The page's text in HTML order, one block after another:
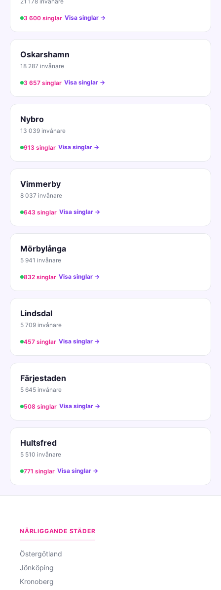
3 600 singlar Visa singlar →
Oskarshamn
18 287 invånare
3 657 singlar Visa singlar →
Nybro
13 039 invånare
913 singlar Visa singlar →
Vimmerby
8 037 invånare
643 singlar Visa singlar →
Mörbylånga
5 941 invånare
832 singlar Visa singlar →
Lindsdal
5 709 invånare
457 singlar Visa singlar →
Färjestaden
5 645 invånare
508 singlar Visa singlar →
Hultsfred
5 510 invånare
771 singlar Visa singlar →
NÄRLIGGANDE STÄDER
Östergötland
Jönköping
Kronoberg